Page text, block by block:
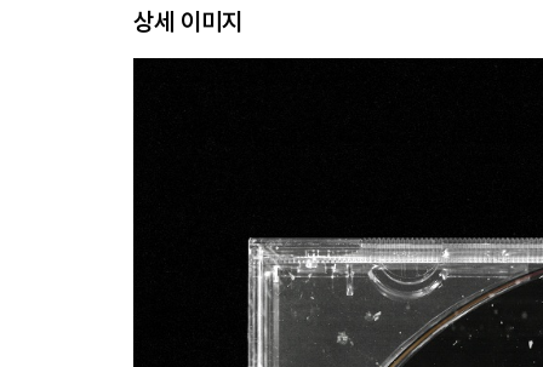
상세 이미지